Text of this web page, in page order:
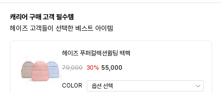
캐리어 구매 고객 필수템
헤이즈 고객들이 선택한 베스트 아이템
헤이즈 푸퍼컬렉션퀼팅 백팩
79,000 30% 55,000
COLOR